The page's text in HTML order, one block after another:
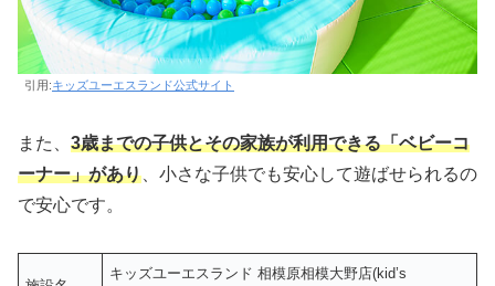
引用:キッズユーエスランド公式サイト
また、 3歳までの子供とその家族が利用できる「ベビーコ
ーナー」があり 、小さな子供でも安心して遊ばせられるの
で安心です。
キッズユーエスランド 相模原相模大野店(kid’s